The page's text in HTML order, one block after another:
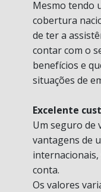
Mesmo tendo
cobertura
de ter a
contar com o
benefícios e
situações de
Excelente
Um seguro de
vantagens de
internacionais,
conta.
Os valores